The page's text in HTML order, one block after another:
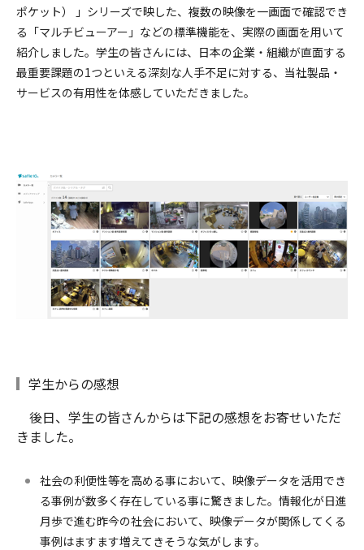
ポケット） 」シリーズで映した、複数の映像を一画面で確認でき
る「マルチビューアー」などの標準機能を、実際の画面を用いて
紹介しました。学生の皆さんには、日本の企業・組織が直面する
最重要課題の1つといえる深刻な人手不足に対する、当社製品・
サービスの有用性を体感していただきました。
学生からの感想
後日、学生の皆さんからは下記の感想をお寄せいただ
きました。
社会の利便性等を高める事において、映像データを活用でき
る事例が数多く存在している事に驚きました。情報化が日進
月歩で進む昨今の社会において、映像データが関係してくる
事例はますます増えてきそうな気がします。